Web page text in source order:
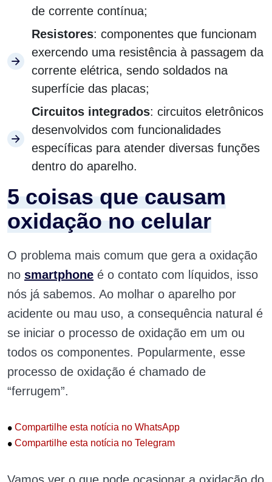
de corrente contínua;
Resistores: componentes que funcionam
exercendo uma resistência à passagem da
corrente elétrica, sendo soldados na
superfície das placas;
Circuitos integrados: circuitos eletrônicos
desenvolvidos com funcionalidades
específicas para atender diversas funções
dentro do aparelho.
5 coisas que causam
oxidação no celular
O problema mais comum que gera a oxidação
no smartphone é o contato com líquidos, isso
nós já sabemos. Ao molhar o aparelho por
acidente ou mau uso, a consequência natural é
se iniciar o processo de oxidação em um ou
todos os componentes. Popularmente, esse
processo de oxidação é chamado de
“ferrugem”.
• Compartilhe esta notícia no WhatsApp
• Compartilhe esta notícia no Telegram